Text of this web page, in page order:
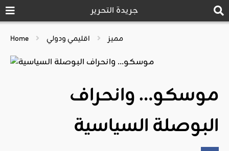
جريدة التحرير
Home مميز اقليمي ودولي
موسكو… وانحراف
البوصلة السياسية